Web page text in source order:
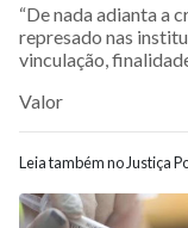
“De nada adianta a
represado nas
vinculação,
Valor
Leia também no Justiça